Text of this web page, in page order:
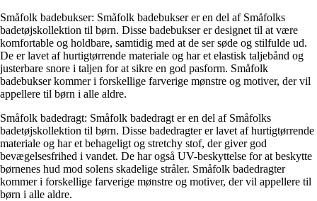
Småfolk badebukser: Småfolk badebukser er en del af Småfolks
badetøjskollektion til børn. Disse badebukser er designet til at være
komfortable og holdbare, samtidig med at de ser søde og stilfulde ud.
De er lavet af hurtigtørrende materiale og har et elastisk taljebånd og
justerbare snore i taljen for at sikre en god pasform. Småfolk
badebukser kommer i forskellige farverige mønstre og motiver, der vil
appellere til børn i alle aldre.
Småfolk badedragt: Småfolk badedragt er en del af Småfolks
badetøjskollektion til børn. Disse badedragter er lavet af hurtigtørrende
materiale og har et behageligt og stretchy stof, der giver god
bevægelsesfrihed i vandet. De har også UV-beskyttelse for at beskytte
børnenes hud mod solens skadelige stråler. Småfolk badedragter
kommer i forskellige farverige mønstre og motiver, der vil appellere til
børn i alle aldre.